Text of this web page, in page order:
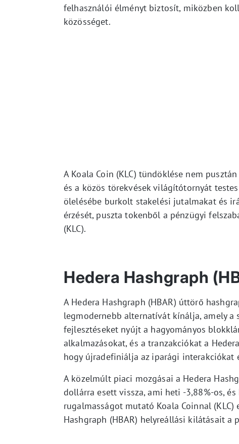
felhasználói élményt biztosít, miközben
közösséget.
A Koala Coin (KLC) tündöklése nem
és a közös törekvések világítótornyát
ölelésébe burkolt stakelési jutalmakat és
érzését, puszta tokenből a pénzügyi
(KLC).
Hedera Hashgraph
A Hedera Hashgraph (HBAR) úttörő
legmodernebb alternatívát kínálja, amely a
fejlesztéseket nyújt a hagyományos
alkalmazásokat, és a tranzakciókat a
hogy újradefiniálja az iparági interakciókat
A közelmúlt piaci mozgásai a Hedera
dollárra esett vissza, ami heti -3,88%-os,
rugalmasságot mutató Koala Coinnal
Hashgraph (HBAR) helyreállási kilátásait a